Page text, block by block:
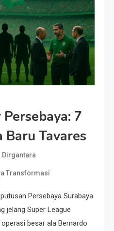
Event Besar
7
Baru Tavares
Dirgantara
Transformasi
Persebaya Surabaya
jelang Super League
besar ala Bernardo